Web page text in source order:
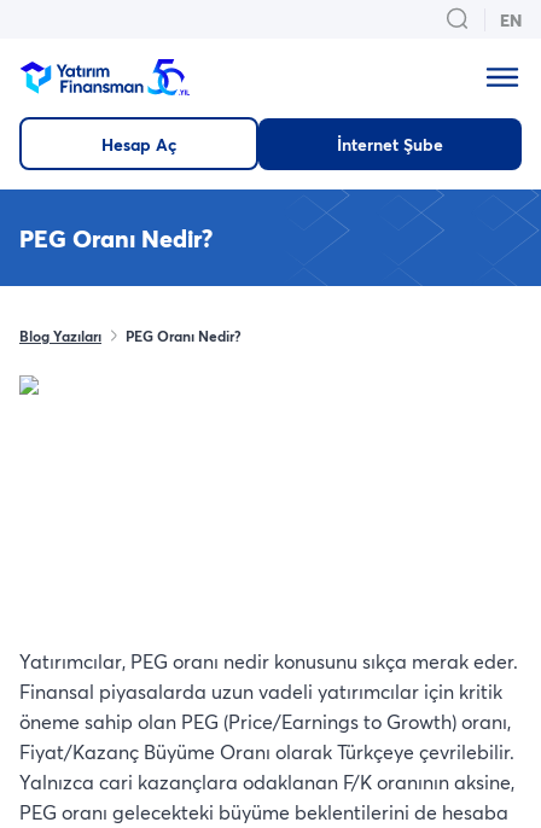
EN
Hesap Aç İnternet Şube
PEG Oranı Nedir?
Blog Yazıları PEG Oranı Nedir?
Yatırımcılar, PEG oranı nedir konusunu sıkça merak eder.
Finansal piyasalarda uzun vadeli yatırımcılar için kritik
öneme sahip olan PEG (Price/Earnings to Growth) oranı,
Fiyat/Kazanç Büyüme Oranı olarak Türkçeye çevrilebilir.
Yalnızca cari kazançlara odaklanan F/K oranının aksine,
PEG oranı gelecekteki büyüme beklentilerini de hesaba